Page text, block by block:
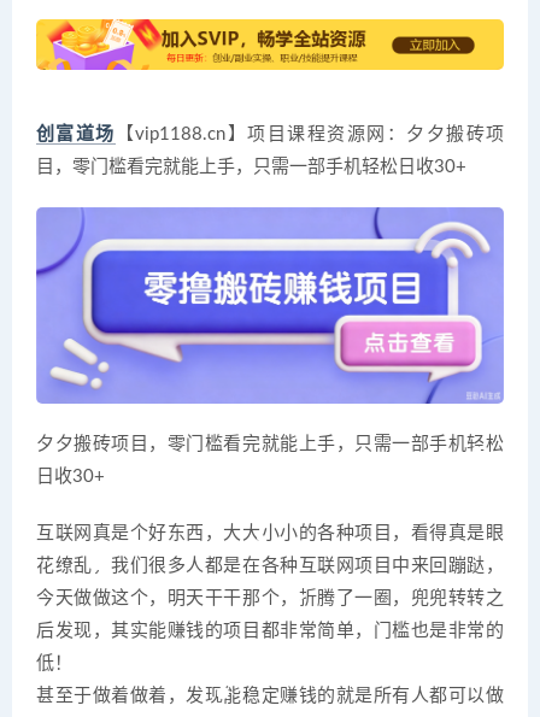
创富道场
【vip1188.cn】项目课程资源网：夕夕搬砖项
目，零门槛看完就能上手，只需一部手机轻松日收30+
夕夕搬砖项目，零门槛看完就能上手，只需一部手机轻松
日收30+
互联网真是个好东西，大大小小的各种项目，看得真是眼
花缭乱，我们很多人都是在各种互联网项目中来回蹦跶，
今天做做这个，明天干干那个，折腾了一圈，兜兜转转之
后发现，其实能赚钱的项目都非常简单，门槛也是非常的
低！
甚至于做着做着，发现能稳定赚钱的就是所有人都可以做